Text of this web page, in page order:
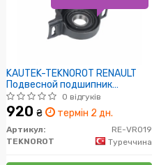
KAUTEK-TEKNOROT RENAULT
Подвесной подшипник
Kangoo,Scenic I 4x4 00-
0 відгуків
920 ₴ термін 2 дн.
Артикул:
RE-VR019
TEKNOROT
Туреччина